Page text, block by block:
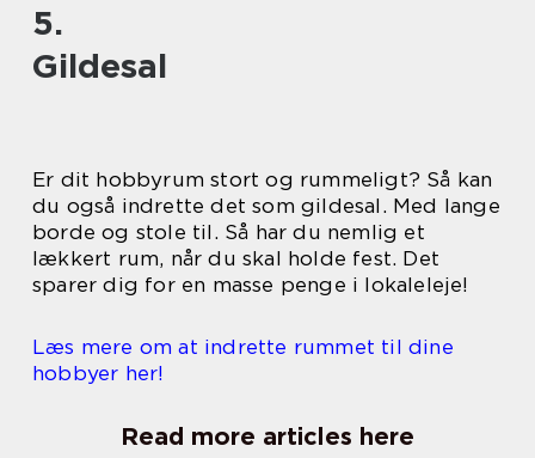
5.
Gildesal
Er dit hobbyrum stort og rummeligt? Så kan
du også indrette det som gildesal. Med lange
borde og stole til. Så har du nemlig et
lækkert rum, når du skal holde fest. Det
sparer dig for en masse penge i lokaleleje!
Læs mere om at indrette rummet til dine
hobbyer her!
Read more articles here